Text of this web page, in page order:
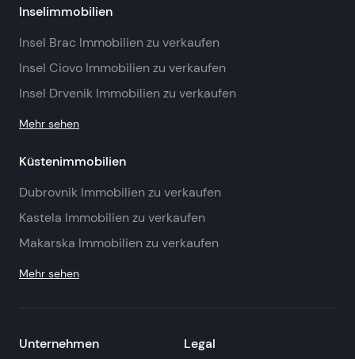
Inselimmobilien
Insel Brac Immobilien zu verkaufen
Insel Ciovo Immobilien zu verkaufen
Insel Drvenik Immobilien zu verkaufen
Mehr sehen
Küstenimmobilien
Dubrovnik Immobilien zu verkaufen
Kastela Immobilien zu verkaufen
Makarska Immobilien zu verkaufen
Mehr sehen
Unternehmen Legal